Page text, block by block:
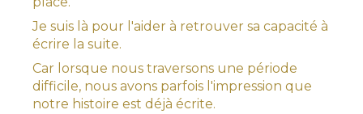
Je suis là pour l'aider à retrouver sa capacité à
écrire la suite.
Car lorsque nous traversons une période
difficile, nous avons parfois l'impression que
notre histoire est déjà écrite.